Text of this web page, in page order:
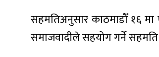
सहमतिअनुसार काठमाडौँ १६
समाजवादीले सहयोग गर्ने